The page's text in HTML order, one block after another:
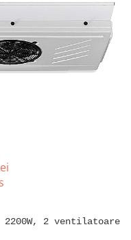
2200W, 2 ventilatoare